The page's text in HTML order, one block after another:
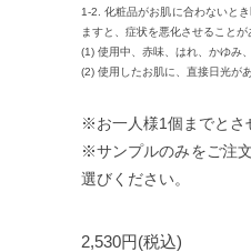
1-2. 化粧品がお肌に合わないと
ますと、症状を悪化させること
(1) 使用中、赤味、はれ、かゆみ
(2) 使用したお肌に、直接日光が
※お一人様1個までとさ
※サンプルのみをご注
選びください。
2,530円(税込)